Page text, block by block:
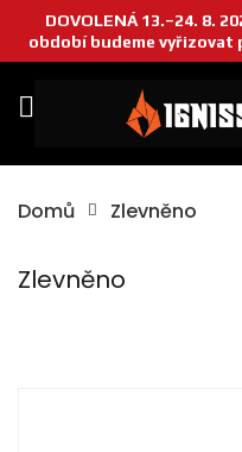
DOVOLENÁ 13.–24. 8.
období budeme vyřizovat
Domů Zlevněno
Zlevněno